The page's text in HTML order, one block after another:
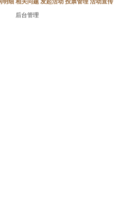
明细 相关问题 发起活动 投票管理 活动宣传
后台管理